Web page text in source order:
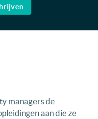
managers de
aan die ze